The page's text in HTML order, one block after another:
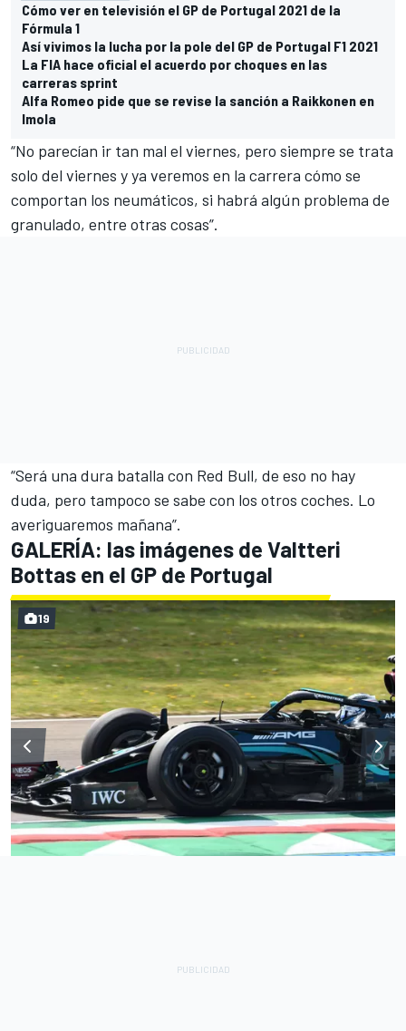
Cómo ver en televisión el GP de Portugal 2021 de la
Fórmula 1
Así vivimos la lucha por la pole del GP de Portugal F1 2021
La FIA hace oficial el acuerdo por choques en las
carreras sprint
Alfa Romeo pide que se revise la sanción a Raikkonen en
Imola
“No parecían ir tan mal el viernes, pero siempre se trata
solo del viernes y ya veremos en la carrera cómo se
comportan los neumáticos, si habrá algún problema de
granulado, entre otras cosas”.
“Será una dura batalla con Red Bull, de eso no hay
duda, pero tampoco se sabe con los otros coches. Lo
averiguaremos mañana”.
GALERÍA: las imágenes de Valtteri
Bottas en el GP de Portugal
19